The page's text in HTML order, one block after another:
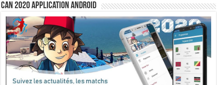
CAN 2020 Application Android